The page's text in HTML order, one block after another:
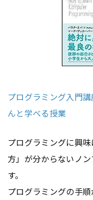
プログラミング入門講
んと学べる授業
プログラミングに興
方」が分からないノ
す。
プログラミングの手